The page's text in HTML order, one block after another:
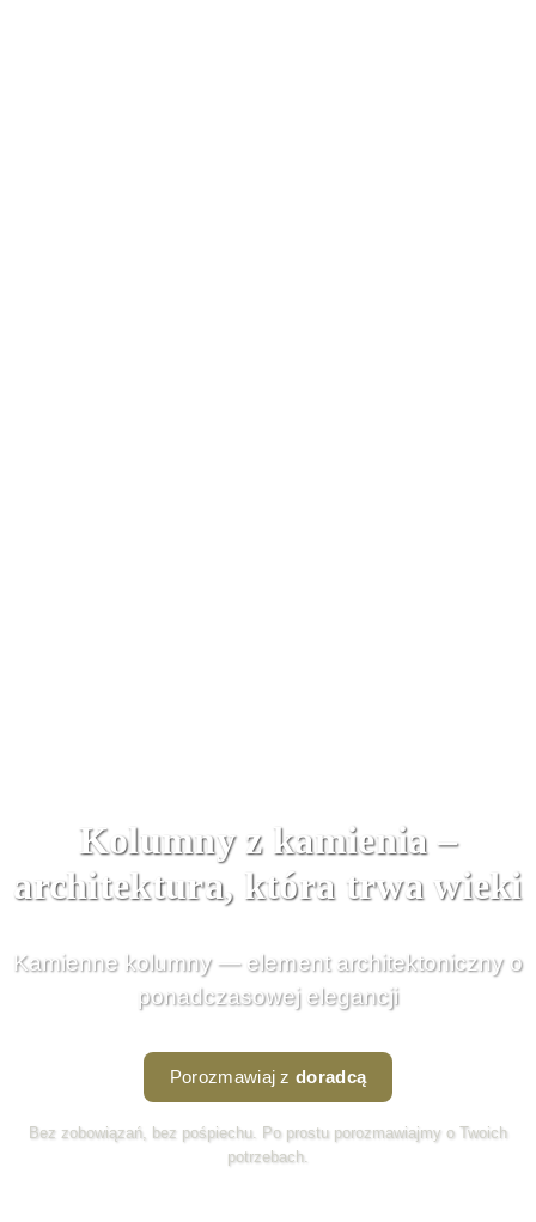
Kolumny z kamienia –
architektura, która trwa wieki
Kamienne kolumny — element architektoniczny o
ponadczasowej elegancji
Porozmawiaj zdoradcą
Bez zobowiązań, bez pośpiechu. Po prostu porozmawiajmy o Twoich
potrzebach.